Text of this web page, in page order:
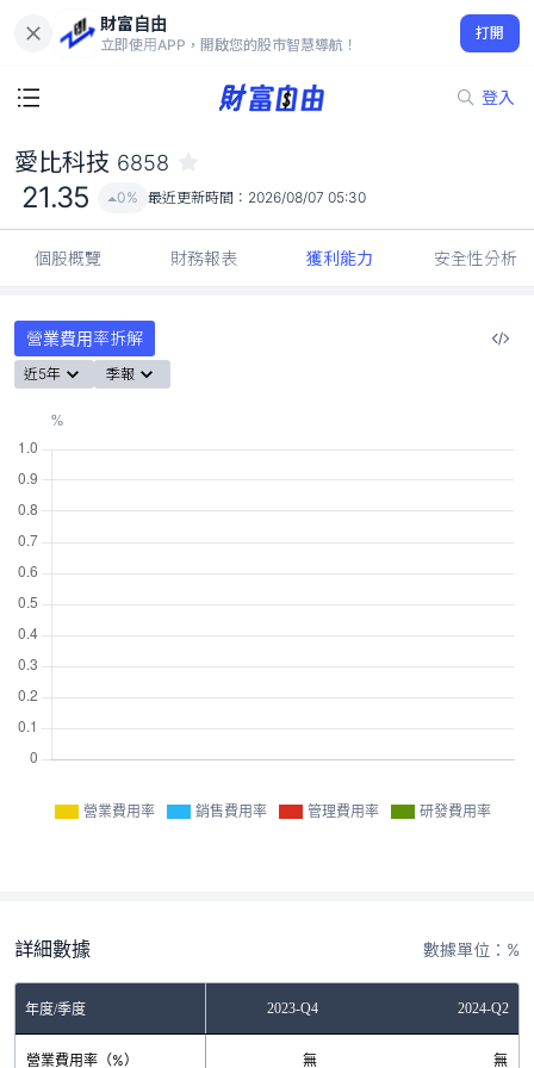
財富自由
立即使用APP，開啟您的股市智慧導航！
打開
登入
21.35
0%
愛比科技 6858
21.35 0% 最近更新時間： 2026/08/07 05:30
個股概覽 財務報表 獲利能力 安全性分析
營業費用率拆解
近5年 季報
營業費用率 銷售費用率 管理費用率 研發費用率
詳細數據 數據單位：%
年度/季度2023-Q2 2023-Q4 2024-Q2
營業費用率（%）
無 無 無